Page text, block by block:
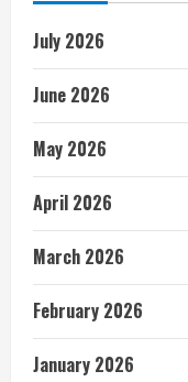
July 2026
June 2026
May 2026
April 2026
March 2026
February 2026
January 2026